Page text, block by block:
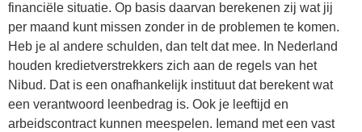
financiële situatie. Op basis daarvan berekenen zij wat jij
per maand kunt missen zonder in de problemen te komen.
Heb je al andere schulden, dan telt dat mee. In Nederland
houden kredietverstrekkers zich aan de regels van het
Nibud. Dat is een onafhankelijk instituut dat berekent wat
een verantwoord leenbedrag is. Ook je leeftijd en
arbeidscontract kunnen meespelen. Iemand met een vast